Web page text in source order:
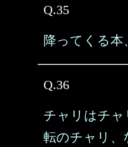
Q.35
降ってくる本
Q.36
チャリはチャ
転のチャリ、